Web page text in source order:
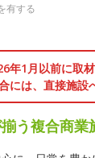
有する
1月以前に取
には、直接施設
う複合商業